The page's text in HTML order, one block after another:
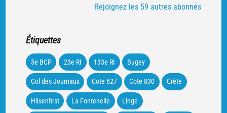
Rejoignez les 59 autres abonnés
Étiquettes
5e BCP 23e RI 133e RI Bugey
Col des Journaux Cote 627 Cote 830 Crète
Hilsenfirst La Fontenelle Linge